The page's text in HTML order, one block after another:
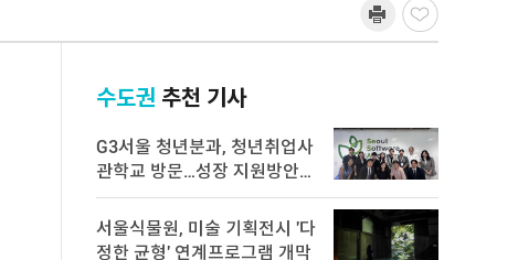
수도권 추천 기사
G3서울 청년분과, 청년취업사
관학교 방문…성장 지원방안
논의
서울식물원, 미술 기획전시 '다
정한 균형' 연계프로그램 개막